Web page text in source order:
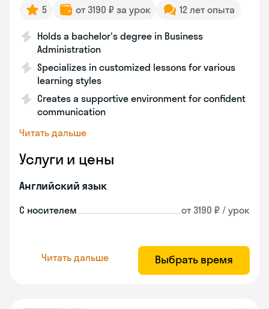
5 от 3190 ₽ за урок 12 лет опыта
Holds a bachelor's degree in Business
Administration
Specializes in customized lessons for various
learning styles
Creates a supportive environment for confident
communication
Читать дальше
Услуги и цены
Английский язык
С носителем от 3190 ₽ / урок
Читать дальше Выбрать время